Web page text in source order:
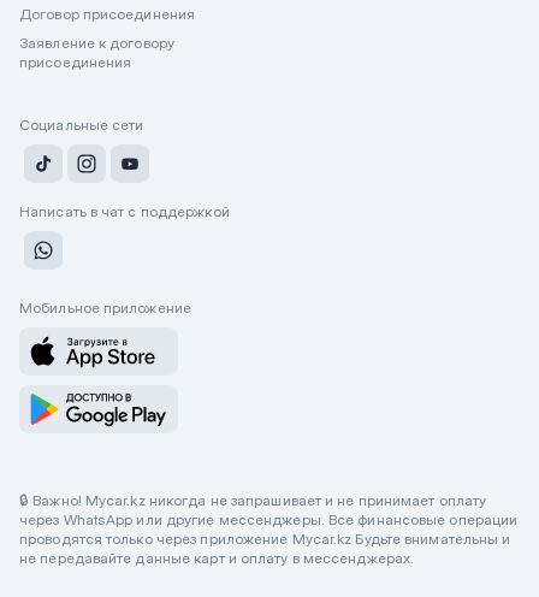
Договор присоединения
Заявление к договору
присоединения
Социальные сети
Написать в чат с поддержкой
Мобильное приложение
🔒 Важно! Mycar.kz никогда не запрашивает и не принимает оплату
через WhatsApp или другие мессенджеры. Все финансовые операции
проводятся только через приложение Mycar.kz Будьте внимательны и
не передавайте данные карт и оплату в мессенджерах.